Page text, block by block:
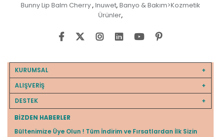
Bunny Lip Balm Cherry, Inuwet, Banyo & Bakım>Kozmetik
Ürünler,
KURUMSAL
ALIŞVERİŞ
DESTEK
BIZDEN HABERLER
Bültenimize Üye Olun ! Tüm İndirim ve Fırsatlardan İlk Sizin